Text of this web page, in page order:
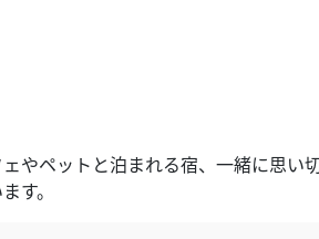
やペットと泊まれる宿、一緒に思い
す。